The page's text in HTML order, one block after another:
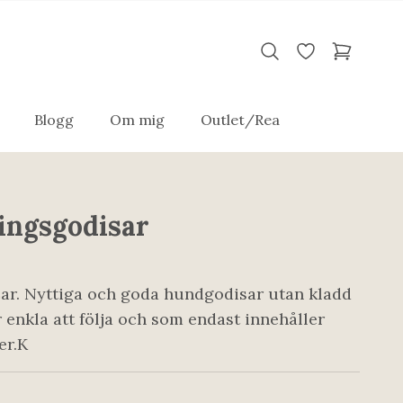
Blogg Om mig Outlet/Rea
Nyttiga och goda hundgodisar utan kladd
enkla att följa och som endast innehåller